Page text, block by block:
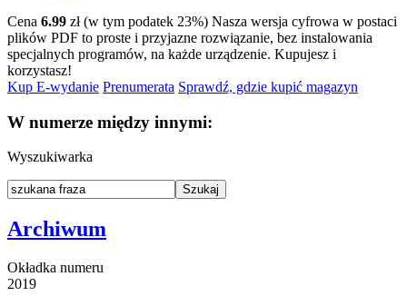
Cena 6.99 zł (w tym podatek 23%) Nasza wersja cyfrowa w postaci
plików PDF to proste i przyjazne rozwiązanie, bez instalowania
specjalnych programów, na każde urządzenie. Kupujesz i
korzystasz!
Kup E-wydanie Prenumerata Sprawdź, gdzie kupić magazyn
W numerze między innymi:
Wyszukiwarka
Archiwum
Okładka numeru
2019